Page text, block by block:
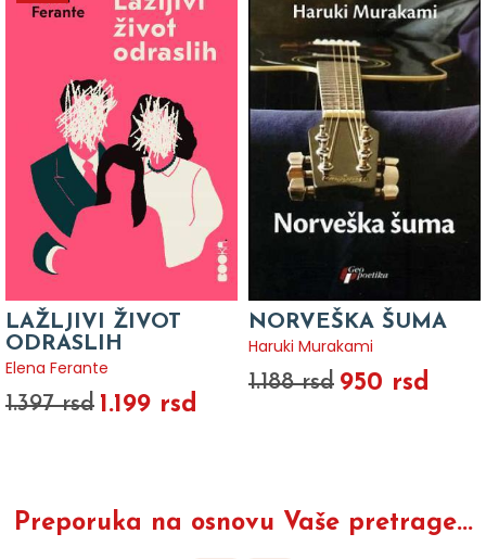
LAŽLJIVI ŽIVOT
ODRASLIH
Elena Ferante
1.397 rsd 1.199 rsd
NORVEŠKA ŠUMA
Haruki Murakami
1.188 rsd 950 rsd
Preporuka na osnovu Vaše pretrage...